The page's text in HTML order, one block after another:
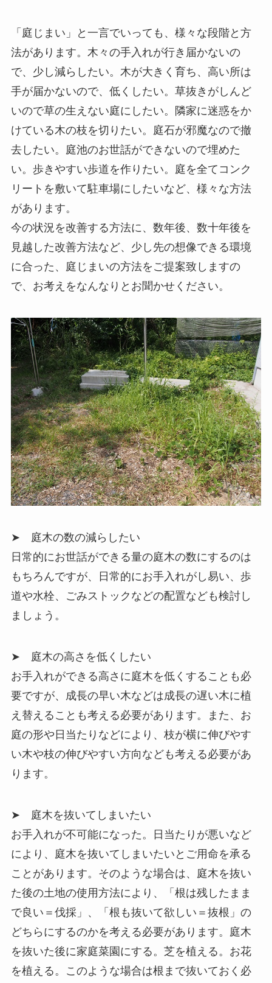
「庭じまい」と一言でいっても、様々な段階と方
法があります。木々の手入れが行き届かないの
で、少し減らしたい。木が大きく育ち、高い所は
手が届かないので、低くしたい。草抜きがしんど
いので草の生えない庭にしたい。隣家に迷惑をか
けている木の枝を切りたい。庭石が邪魔なので撤
去したい。庭池のお世話ができないので埋めた
い。歩きやすい歩道を作りたい。庭を全てコンク
リートを敷いて駐車場にしたいなど、様々な方法
があります。
今の状況を改善する方法に、数年後、数十年後を
見越した改善方法など、少し先の想像できる環境
に合った、庭じまいの方法をご提案致しますの
で、お考えをなんなりとお聞かせください。
➤ 庭木の数の減らしたい
日常的にお世話ができる量の庭木の数にするのは
もちろんですが、日常的にお手入れがし易い、歩
道や水栓、ごみストックなどの配置なども検討し
ましょう。
➤ 庭木の高さを低くしたい
お手入れができる高さに庭木を低くすることも必
要ですが、成長の早い木などは成長の遅い木に植
え替えることも考える必要があります。また、お
庭の形や日当たりなどにより、枝が横に伸びやす
い木や枝の伸びやすい方向なども考える必要があ
ります。
➤ 庭木を抜いてしまいたい
お手入れが不可能になった。日当たりが悪いなど
により、庭木を抜いてしまいたいとご用命を承る
ことがあります。そのような場合は、庭木を抜い
た後の土地の使用方法により、「根は残したまま
で良い＝伐採」、「根も抜いて欲しい＝抜根」の
どちらにするのかを考える必要があります。庭木
を抜いた後に家庭菜園にする。芝を植える。お花
を植える。このような場合は根まで抜いておく必